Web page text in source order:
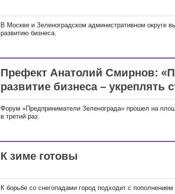
В Москве и Зеленоградском административном округе
развитию бизнеса.
Префект Анатолий Смирнов:
развитие бизнеса – укреплять
Форум «Предприниматели Зеленограда» прошел на
в третий раз.
К зиме готовы
К борьбе со снегопадами город подходит с пополнением